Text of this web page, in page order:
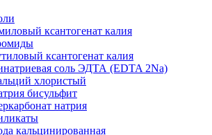
ксантогенат калия
ксантогенат калия
соль ЭДТА (EDTA 2Na)
хлористый
бисульфит
натрия
кальцинированная